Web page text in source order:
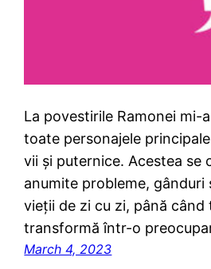
La povestirile Ramonei mi-
toate personajele
vii și puternice. Acestea se
anumite probleme, gânduri
vieții de zi cu zi, până când
transformă într-o
March 4, 2023